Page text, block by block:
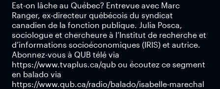
Est-on lâche au Québec? Entrevue avec Marc
Ranger, ex-directeur québécois du syndicat
canadien de la fonction publique. Julia Posca,
sociologue et chercheure à l’Institut de recherche et
d’informations socioéconomiques (IRIS) et autrice.
Abonnez-vous à QUB télé via
https://www.tvaplus.ca/qub ou écoutez ce segment
en balado via
https://www.qub.ca/radio/balado/isabelle-marechal